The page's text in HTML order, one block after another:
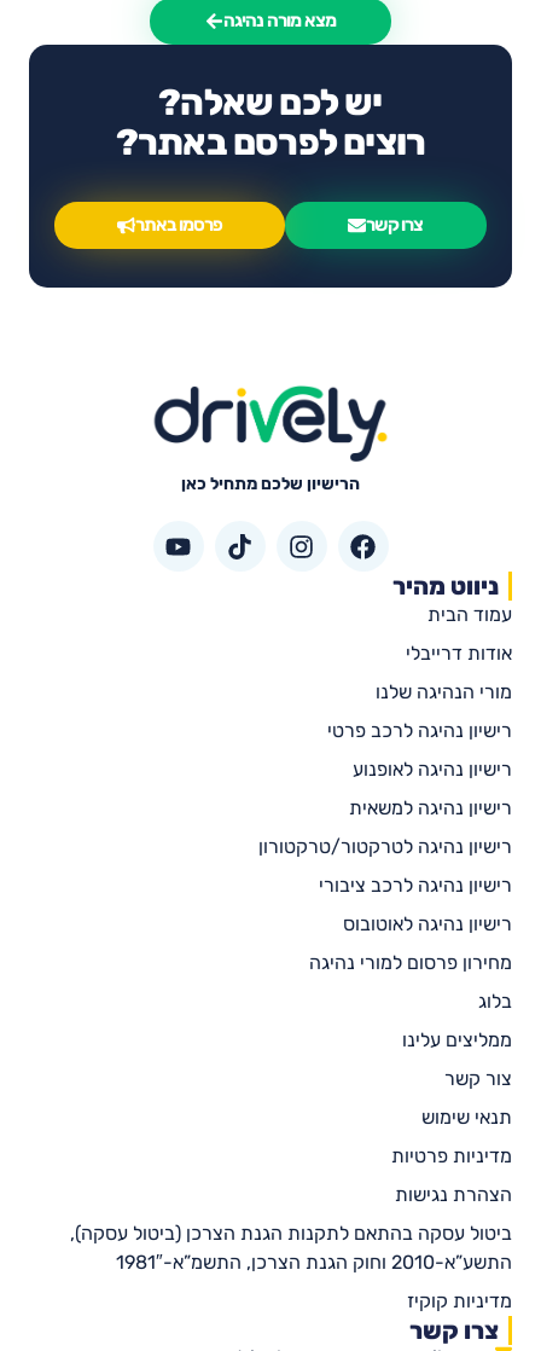
מצא מורה נהיגה
יש לכם שאלה?
רוצים לפרסם באתר?
צרו קשר פרסמו באתר
הרישיון שלכם מתחיל כאן
ניווט מהיר
עמוד הבית
אודות דרייבלי
מורי הנהיגה שלנו
רישיון נהיגה לרכב פרטי
רישיון נהיגה לאופנוע
רישיון נהיגה למשאית
רישיון נהיגה לטרקטור/טרקטורון
רישיון נהיגה לרכב ציבורי
רישיון נהיגה לאוטובוס
מחירון פרסום למורי נהיגה
בלוג
ממליצים עלינו
צור קשר
תנאי שימוש
מדיניות פרטיות
הצהרת נגישות
ביטול עסקה בהתאם לתקנות הגנת הצרכן (ביטול עסקה),
התשע”א-2010 וחוק הגנת הצרכן, התשמ”א-1981″
מדיניות קוקיז
צרו קשר